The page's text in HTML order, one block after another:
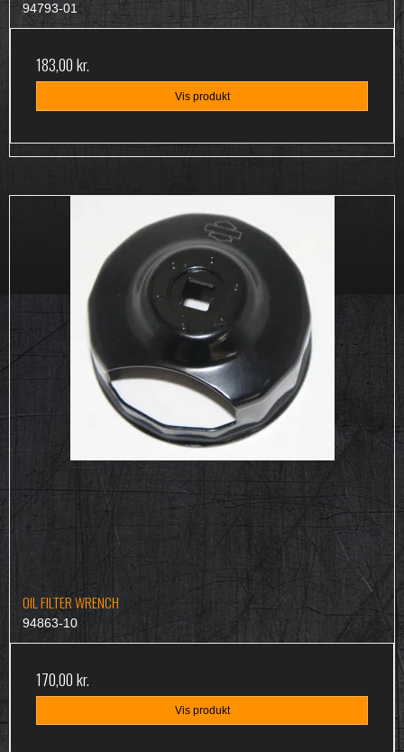
94793-01
183,00 kr.
Vis produkt
OIL FILTER WRENCH
94863-10
170,00 kr.
Vis produkt